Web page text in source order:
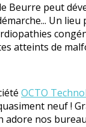
Beurre peut
Un
atteints de
OCTO
neuf !
adore nos